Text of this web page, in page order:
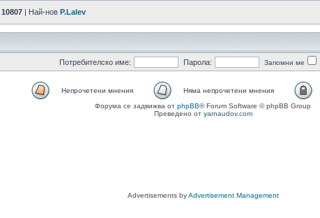
10807 | Най-нов P.Lalev
Потребителско име: Парола: Запомни ме
Непрочетени мнения Няма непрочетени мнения
Форума се задвижва от phpBB® Forum Software © phpBB Group
Преведено от yarnaudov.com
Advertisements byAdvertisement Management